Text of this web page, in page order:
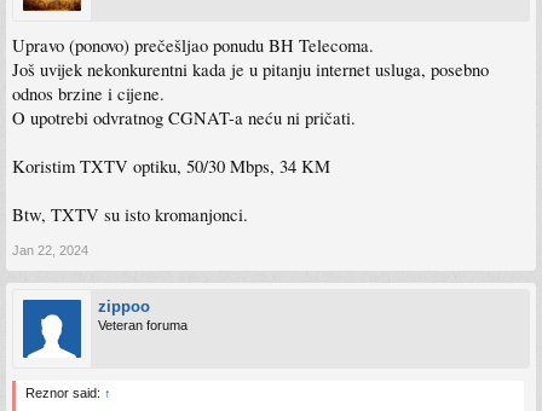
Upravo (ponovo) prečešljao ponudu BH Telecoma.
Još uvijek nekonkurentni kada je u pitanju internet usluga, posebno
odnos brzine i cijene.
O upotrebi odvratnog CGNAT-a neću ni pričati.
Koristim TXTV optiku, 50/30 Mbps, 34 KM
Btw, TXTV su isto kromanjonci.
Jan 22, 2024
zippoo
Veteran foruma
Reznor said: ↑